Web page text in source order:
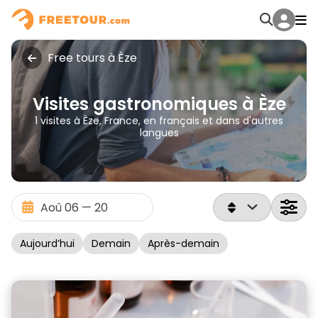
Free tours à Èze
Visites gastronomiques à Èze
1 visites à Èze, France, en français et dans d'autres
langues
Aujourd’hui Demain Après-demain